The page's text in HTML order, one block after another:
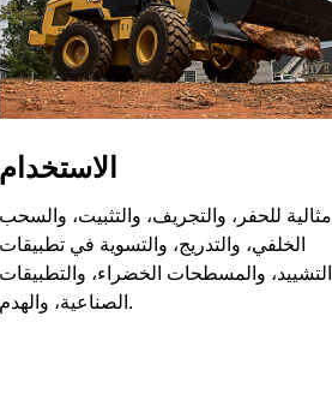
الاستخدام
مثالية للحفر، والتجريف، والتثبيت، والسحب
الخلفي، والتدريج، والتسوية في تطبيقات
التشييد، والمسطحات الخضراء، والتطبيقات
الصناعية، والهدم.